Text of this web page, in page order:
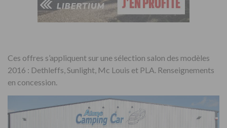
Ces offres s’appliquent sur une sélection salon des modèles
2016 : Dethleffs, Sunlight, Mc Louis et PLA. Renseignements
en concession.